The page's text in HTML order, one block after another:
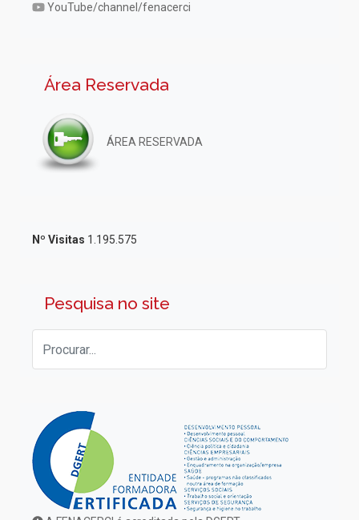
YouTube/channel/fenacerci
Área Reservada
ÁREA RESERVADA
Nº Visitas 1.195.575
Pesquisa no site